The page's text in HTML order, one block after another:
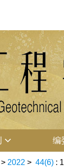
编
> 2022 > 44(6) :